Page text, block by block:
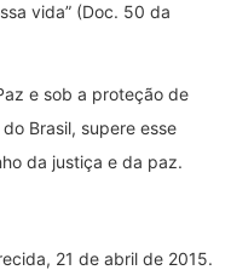
vida” (Doc. 50 da
e sob a proteção de
Brasil, supere esse
da justiça e da paz.
21 de abril de 2015.